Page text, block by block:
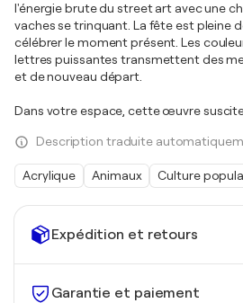
Expédition et retours
Garantie et paiement
l'énergie brute du street art avec une
vaches se trinquant. La fête est pleine
célébrer le moment présent. Les
lettres puissantes transmettent des
et de nouveau départ.
Dans votre espace, cette œuvre
Description traduite
Acrylique Animaux Culture